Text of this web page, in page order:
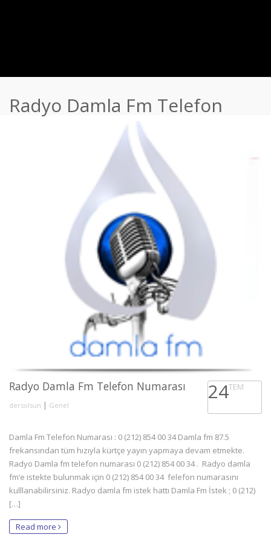
Radyo Damla Fm Telefon
Radyo Damla Fm Telefon Numarası
dersolsun | Genel
24TEM
Damla Fm Telefon Numarası : 0 (212) 854 00 34 Damla fm 87.5
frekansından tüm hızıyla kürtçe yayın yapmaya devam etmekte.
Radyo Damla fm telefon numarası 0 (212) 854 00 34 . Radyo damla
fm’e istekte bulunmak için 0 (212) 854 00 34 felefon numarasını
kulllanabilirsiniz. Radyo damla fm istek hattı Damla Fm İstek ; 0 (212)
[…]
Read more